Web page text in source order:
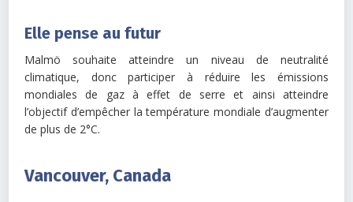
Elle pense au futur
Malmö souhaite atteindre un niveau de neutralité
climatique, donc participer à réduire les émissions
mondiales de gaz à effet de serre et ainsi atteindre
l’objectif d’empêcher la température mondiale d’augmenter
de plus de 2°C.
Vancouver, Canada